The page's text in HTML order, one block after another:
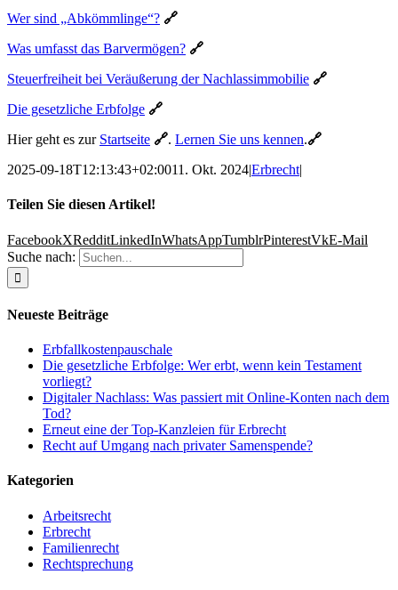
Wer sind „Abkömmlinge“? 🔗
Was umfasst das Barvermögen? 🔗
Steuerfreiheit bei Veräußerung der Nachlassimmobilie 🔗
Die gesetzliche Erbfolge 🔗
Hier geht es zur Startseite 🔗. Lernen Sie uns kennen.🔗
2025-09-18T12:13:43+02:0011. Okt. 2024|Erbrecht|
Teilen Sie diesen Artikel!
FacebookXRedditLinkedInWhatsAppTumblrPinterestVkE-Mail
Suche nach:
Neueste Beiträge
Erbfallkostenpauschale
Die gesetzliche Erbfolge: Wer erbt, wenn kein Testament
vorliegt?
Digitaler Nachlass: Was passiert mit Online-Konten nach dem
Tod?
Erneut eine der Top-Kanzleien für Erbrecht
Recht auf Umgang nach privater Samenspende?
Kategorien
Arbeitsrecht
Erbrecht
Familienrecht
Rechtsprechung